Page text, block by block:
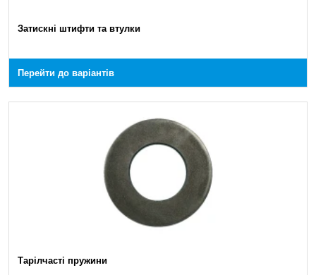
Затискні штифти та втулки
Перейти до варіантів
Тарілчасті пружини